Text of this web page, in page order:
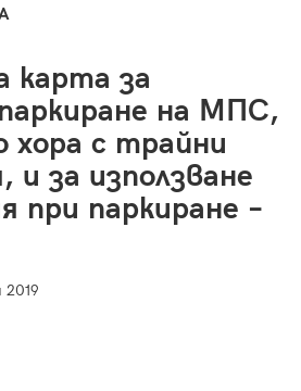
карта за
на МПС,
хора с трайни
и за използване
при паркиране –
2019